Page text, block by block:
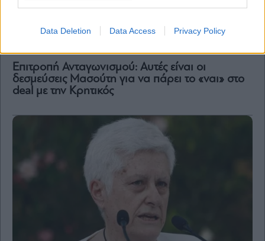
Data Deletion Data Access Privacy Policy
Business
Επιτροπή Ανταγωνισμού: Αυτές είναι οι
δεσμεύσεις Μασούτη για να πάρει το «ναι» στο
deal με την Κρητικός